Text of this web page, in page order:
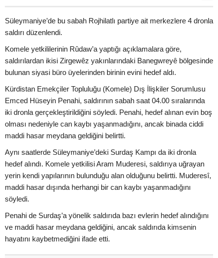
Süleymaniye’de bu sabah Rojhilatlı partiye ait merkezlere 4 dronla
saldırı düzenlendi.
Komele yetkililerinin Rûdaw’a yaptığı açıklamalara göre,
saldırılardan ikisi Zirgewêz yakınlarındaki Banegwreyê bölgesinde
bulunan siyasi büro üyelerinden birinin evini hedef aldı.
Kürdistan Emekçiler Topluluğu (Komele) Dış İlişkiler Sorumlusu
Emced Hüseyin Penahi, saldırının sabah saat 04.00 sıralarında
iki dronla gerçekleştirildiğini söyledi. Penahi, hedef alınan evin boş
olması nedeniyle can kaybı yaşanmadığını, ancak binada ciddi
maddi hasar meydana geldiğini belirtti.
Aynı saatlerde Süleymaniye’deki Surdaş Kampı da iki dronla
hedef alındı. Komele yetkilisi Aram Muderesi, saldırıya uğrayan
yerin kendi yapılarının bulunduğu alan olduğunu belirtti. Muderesî,
maddi hasar dışında herhangi bir can kaybı yaşanmadığını
söyledi.
Penahi de Surdaş’a yönelik saldırıda bazı evlerin hedef alındığını
ve maddi hasar meydana geldiğini, ancak saldırıda kimsenin
hayatını kaybetmediğini ifade etti.